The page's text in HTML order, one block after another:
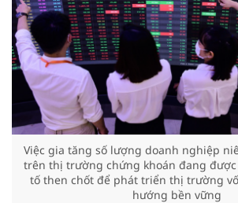
Việc gia tăng số lượng doanh nghiệp
trên thị trường chứng khoán đang
tố then chốt để phát triển thị trường
hướng bền vững